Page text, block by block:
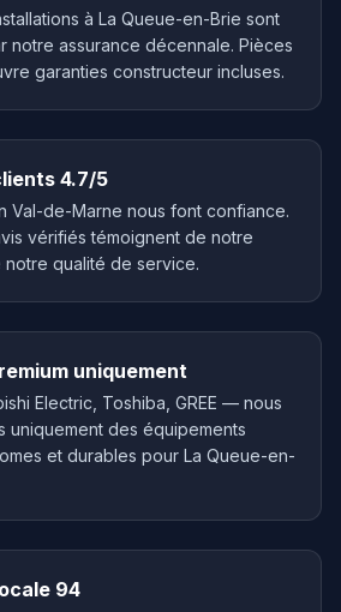
à La Queue-en-Brie sont
notre assurance décennale. Pièces
garanties constructeur incluses.
4.7/5
Val-de-Marne nous font confiance.
vérifiés témoignent de notre
qualité de service.
uniquement
Electric, Toshiba, GREE — nous
uniquement des équipements
et durables pour La Queue-en-
94